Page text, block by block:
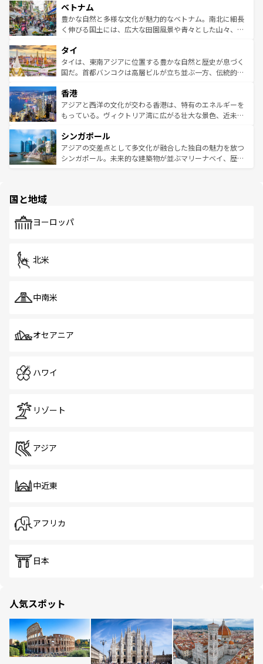
参照してほしい。
容にもいいと評判のスイーツなど、バラエティ豊かな料理
が味わえる。 なお、新着の台湾情報は コンテンツ一覧を参
照してほしい。
き、地方に足を延ばせば四季折々の自然美を楽しむことが
できる。そして、キムチや焼肉、絶品のストリートフード
まで、さまざまな韓国料理が待っている。夜には、韓国な
リティに包まれながら、韓国の多彩な魅力を心ゆくまで味
わってみてほしい。 なお、新着の韓国情報はコンテンツ一
覧を参照してほしい。
ベトナム
豊かな自然と多様な文化が魅力的なベトナム。南北に細長
く伸びる国土には、広大な田園風景や青々とした山々、世
急速な発展と共に伝統が息づく。ハノイの古い町並みやホ
ーチミン市のフランス統治時代の建物も、独特の雰囲気を
醸し出している。また、バラエティの豊かさとおいしさで
とつ。フォーやバインミー、ベトナムコーヒーなどは、ぜ
ひ現地で味わいたい。どの地域を訪れてもあたたかい人々
が旅行者を迎えてくれるので、きっと忘れられない旅にな
参照してほしい。
タイ
タイは、東南アジアに位置する豊かな自然と歴史が息づく
国だ。首都バンコクは高層ビルが立ち並ぶ一方、伝統的な
の活気が交差している。北部ではチェンマイなどの山岳地
帯で自然と触れ合い、南部ではプーケットやクラビの美し
いビーチでリゾート気分を楽しむことができる。タイ料理
激する。気候は一年中温暖で、どの季節にも異なる楽しみ
が待っている。親しみやすいタイの人々、仏教を中心とし
た文化、そして多様な観光資源が、訪れる旅人を魅了し続
香港
アジアと西洋の文化が交わる香港は、特有のエネルギーを
もっている。ヴィクトリア湾に広がる壮大な景色、近未来
み、どこを訪れても感動するはず。観光スポットが密集し
ており、効率よく見どころを回れるのも魅力。息をのむよ
うな絶景から文化的な体験まで、香港を存分に楽しみ尽く
シンガポール
アジアの交差点として多文化が融合した独自の魅力を放つ
シンガポール。未来的な建築物が並ぶマリーナベイ、歴史
で、ホーカーズは地元の風情を楽しめる外せないスポット
国と地域
ヨーロッパ
北米
中南米
オセアニア
ハワイ
リゾート
アジア
中近東
アフリカ
日本
人気スポット